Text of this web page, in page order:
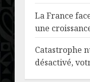
La France
une
Catastrophe
désactivé,